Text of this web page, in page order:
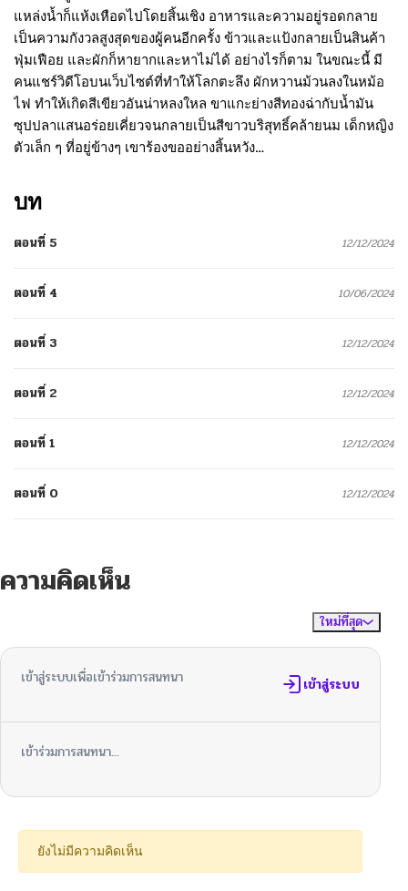
แหล่งน้ำก็แห้งเหือดไปโดยสิ้นเชิง อาหารและความอยู่รอดกลาย
เป็นความกังวลสูงสุดของผู้คนอีกครั้ง ข้าวและแป้งกลายเป็นสินค้า
ฟุ่มเฟือย และผักก็หายากและหาไม่ได้ อย่างไรก็ตาม ในขณะนี้ มี
คนแชร์วิดีโอบนเว็บไซต์ที่ทำให้โลกตะลึง ผักหวานม้วนลงในหม้อ
ไฟ ทำให้เกิดสีเขียวอันน่าหลงใหล ขาแกะย่างสีทองฉ่ากับน้ำมัน
ซุปปลาแสนอร่อยเคี่ยวจนกลายเป็นสีขาวบริสุทธิ์คล้ายนม เด็กหญิง
ตัวเล็ก ๆ ที่อยู่ข้างๆ เขาร้องขออย่างสิ้นหวัง…
บท
ตอนที่ 5 12/12/2024
ตอนที่ 4 10/06/2024
ตอนที่ 3 12/12/2024
ตอนที่ 2 12/12/2024
ตอนที่ 1 12/12/2024
ตอนที่ 0 12/12/2024
ความคิดเห็น
ใหม่ที่สุด
เข้าสู่ระบบเพื่อเข้าร่วมการสนทนา เข้าสู่ระบบ
เข้าร่วมการสนทนา...
ยังไม่มีความคิดเห็น